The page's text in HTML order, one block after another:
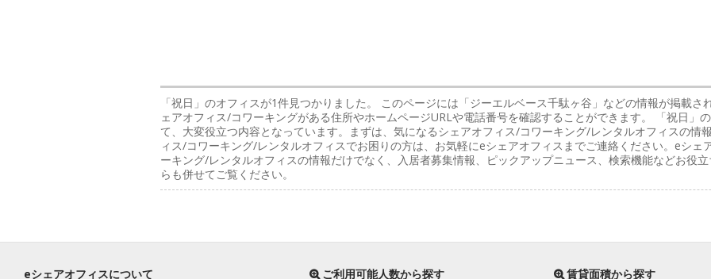
「祝日」のオフィスが1件見つかりました。 このページには「ジーエルベース千駄ヶ谷」などの情報が掲載さ
ェアオフィス/コワーキングがある住所やホームページURLや電話番号を確認することができます。 「祝日」
て、大変役立つ内容となっています。まずは、気になるシェアオフィス/コワーキング/レンタルオフィスの情
ィス/コワーキング/レンタルオフィスでお困りの方は、お気軽にeシェアオフィスまでご連絡ください。eシェ
ーキング/レンタルオフィスの情報だけでなく、入居者募集情報、ピックアップニュース、検索機能などお役
らも併せてご覧ください。
eシェアオフィスについて ご利用可能人数から探す 賃貸面積から探す